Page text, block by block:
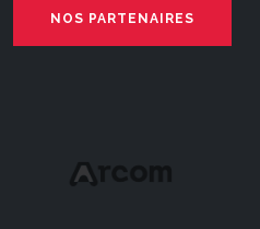
NOS PARTENAIRES